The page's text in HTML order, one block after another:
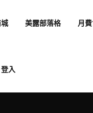
美露部落格 月
登入